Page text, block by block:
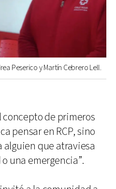
Peserico y Martín Cebrero Lell.
concepto de primeros
pensar en RCP, sino
que atraviesa
una emergencia”.